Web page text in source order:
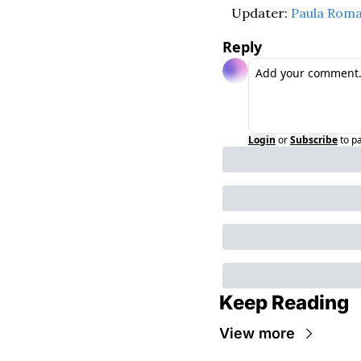
Updater: Paula
Reply
Login orSubscribeto
Keep Reading
View more